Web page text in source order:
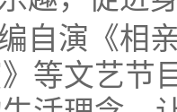
自演《相
等文艺节